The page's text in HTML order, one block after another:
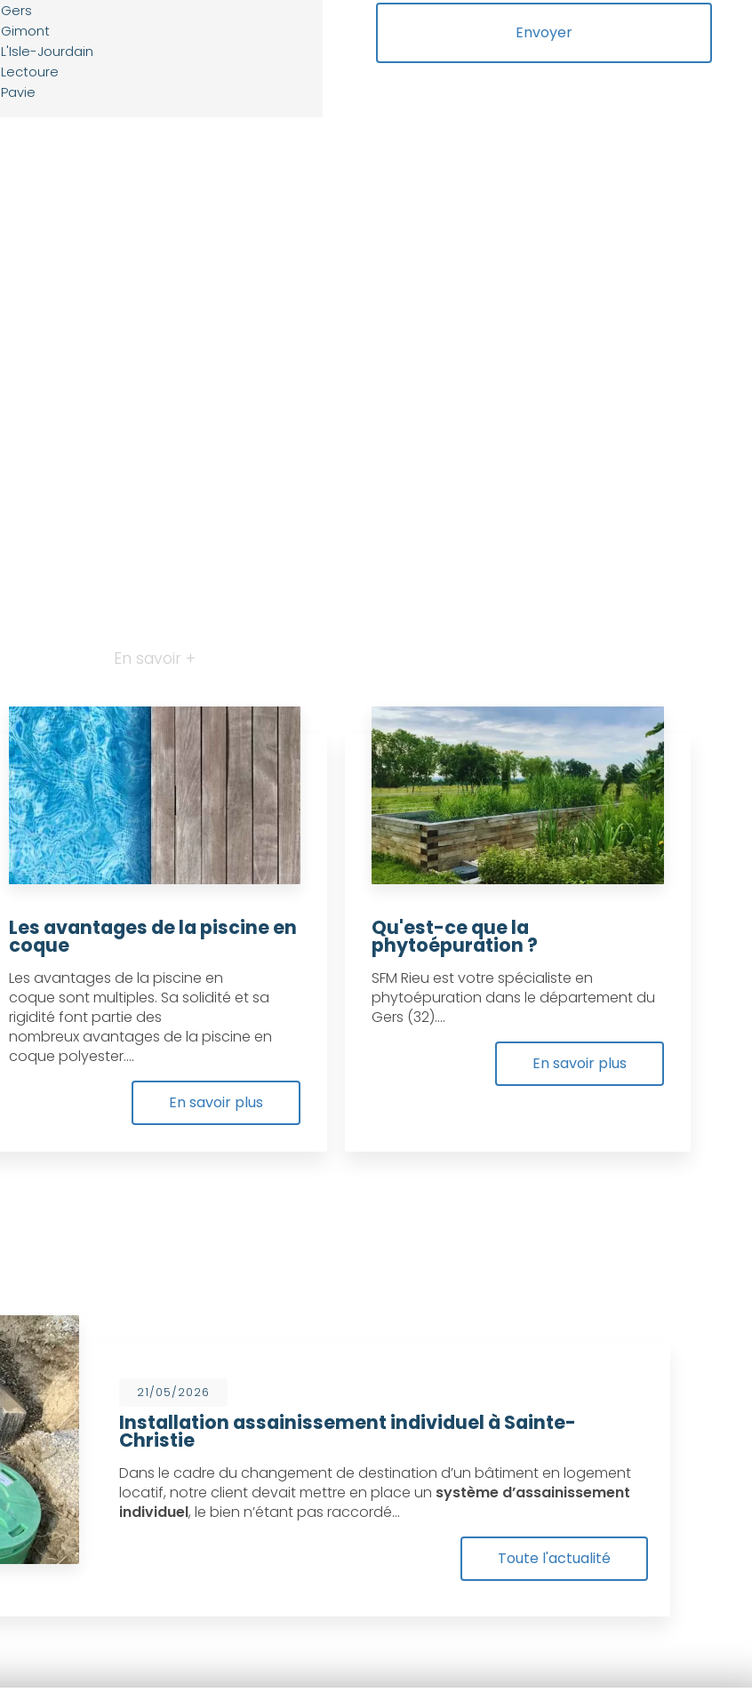
Gers
Gimont
L'Isle-Jourdain
Lectoure
Pavie
En savoir +
Les avantages de la piscine en
coque
Les avantages de la piscine en
coque sont multiples. Sa solidité et sa
rigidité font partie des
nombreux avantages de la piscine en
coque polyester....
En savoir plus
Qu'est-ce que la
phytoépuration ?
SFM Rieu est votre spécialiste en
phytoépuration dans le département du
Gers (32)....
En savoir plus
21/05/2026
Installation assainissement individuel à Sainte-
Christie
Dans le cadre du changement de destination d’un bâtiment en logement
locatif, notre client devait mettre en place un système d’assainissement
individuel, le bien n’étant pas raccordé…
Toute l'actualité